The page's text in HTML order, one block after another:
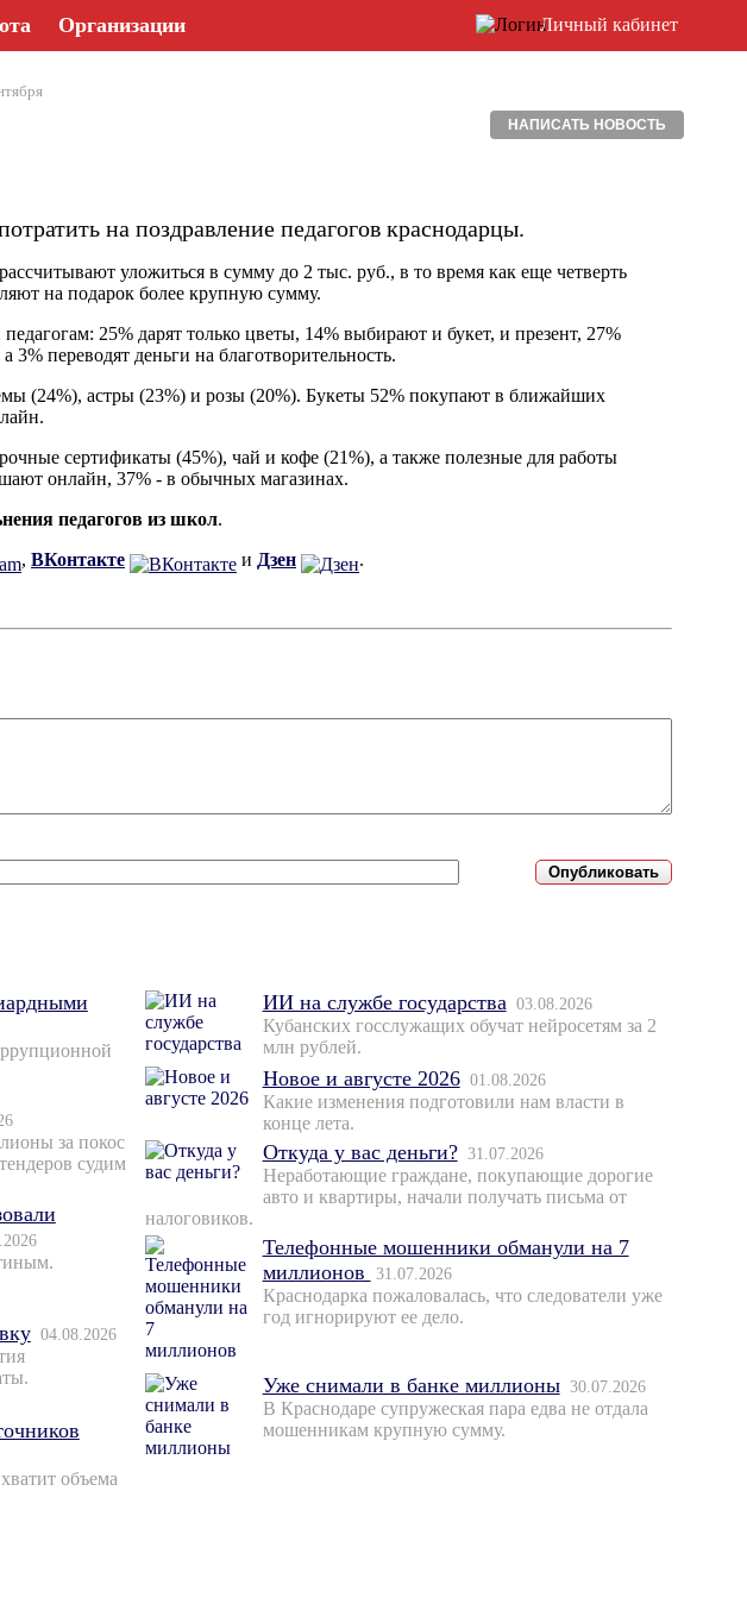
Организации Личный кабинет
НАПИСАТЬ НОВОСТЬ
на поздравление педагогов краснодарцы.
уложиться в сумму до 2 тыс. руб., в то время как еще четверть
на подарок более крупную сумму.
25% дарят только цветы, 14% выбирают и букет, и презент, 27%
переводят деньги на благотворительность.
(24%), астры (23%) и розы (20%). Букеты 52% покупают в ближайших
сертификаты (45%), чай и кофе (21%), а также полезные для работы
онлайн, 37% - в обычных магазинах.
педагогов из школ.
, ВКонтакте и Дзен .
за покос
судим
04.08.2026
объема
ИИ на службе государства 03.08.2026
Кубанских госслужащих обучат нейросетям за 2
млн рублей.
Новое и августе 2026 01.08.2026
Какие изменения подготовили нам власти в
конце лета.
Откуда у вас деньги? 31.07.2026
Неработающие граждане, покупающие дорогие
авто и квартиры, начали получать письма от
налоговиков.
Телефонные мошенники обманули на 7
миллионов
31.07.2026
Краснодарка пожаловалась, что следователи уже
год игнорируют ее дело.
Уже снимали в банке миллионы 30.07.2026
В Краснодаре супружеская пара едва не отдала
мошенникам крупную сумму.